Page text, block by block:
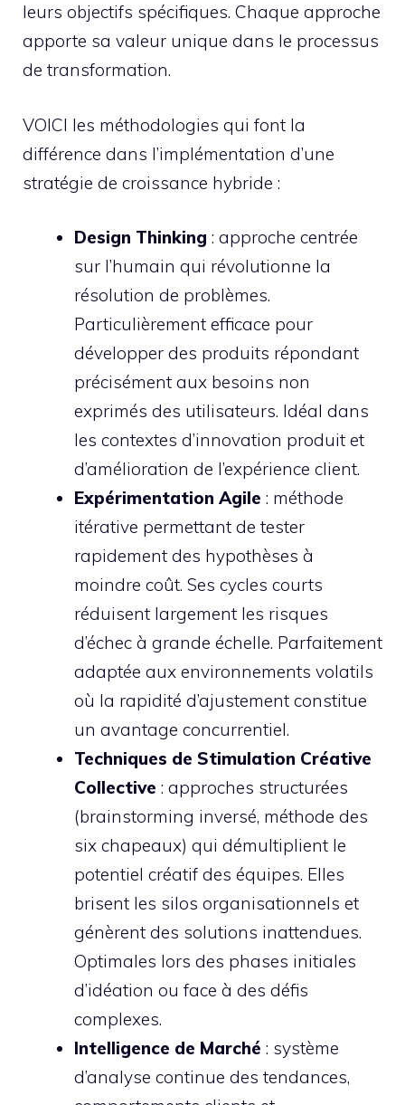
leurs objectifs spécifiques. Chaque approche
apporte sa valeur unique dans le processus
de transformation.
VOICI les méthodologies qui font la
différence dans l’implémentation d’une
stratégie de croissance hybride :
Design Thinking : approche centrée
sur l’humain qui révolutionne la
résolution de problèmes.
Particulièrement efficace pour
développer des produits répondant
précisément aux besoins non
exprimés des utilisateurs. Idéal dans
les contextes d’innovation produit et
d’amélioration de l’expérience client.
Expérimentation Agile : méthode
itérative permettant de tester
rapidement des hypothèses à
moindre coût. Ses cycles courts
réduisent largement les risques
d’échec à grande échelle. Parfaitement
adaptée aux environnements volatils
où la rapidité d’ajustement constitue
un avantage concurrentiel.
Techniques de Stimulation Créative
Collective : approches structurées
(brainstorming inversé, méthode des
six chapeaux) qui démultiplient le
potentiel créatif des équipes. Elles
brisent les silos organisationnels et
génèrent des solutions inattendues.
Optimales lors des phases initiales
d’idéation ou face à des défis
complexes.
Intelligence de Marché : système
d’analyse continue des tendances,